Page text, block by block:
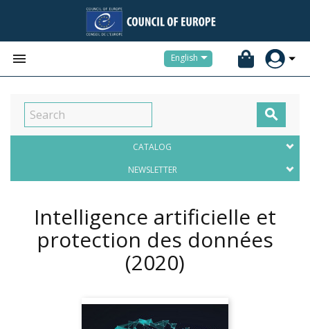
 English

CATALOG
NEWSLETTER
Intelligence artificielle et
protection des données
(2020)